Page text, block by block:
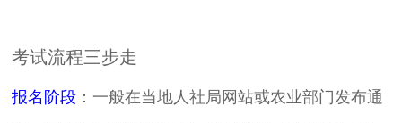
考试流程三步走
报名阶段 ：一般在当地人社局网站或农业部门发布通